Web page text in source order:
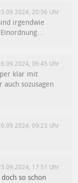
20:56 Uhr
irgendwie
06:45 Uhr
klar mit
sozusagen
09:23 Uhr
17:51 Uhr
so schon